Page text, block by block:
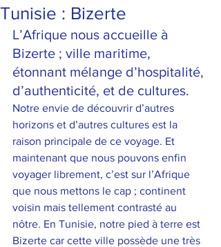
Tunisie : Bizerte
L’Afrique nous accueille à
Bizerte ; ville maritime,
étonnant mélange d’hospitalité,
d’authenticité, et de cultures.
Notre envie de découvrir d’autres
horizons et d’autres cultures est la
raison principale de ce voyage. Et
maintenant que nous pouvons enfin
voyager librement, c’est sur l’Afrique
que nous mettons le cap ; continent
voisin mais tellement contrasté au
nôtre. En Tunisie, notre pied à terre est
Bizerte car cette ville possède une très